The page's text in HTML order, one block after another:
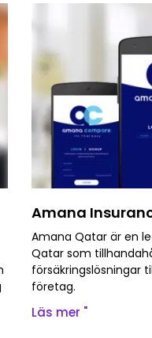
Amana
Amana Qatar är en
Qatar som
försäkringslösningar
företag.
Läs mer "